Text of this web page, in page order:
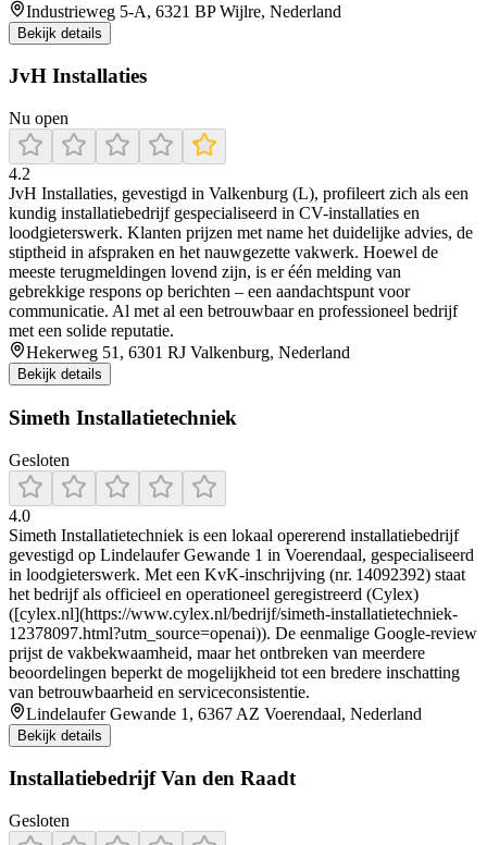
Industrieweg 5-A, 6321 BP Wijlre, Nederland
Bekijk details
JvH Installaties
Nu open
4.2
JvH Installaties, gevestigd in Valkenburg (L), profileert zich als een
kundig installatiebedrijf gespecialiseerd in CV-installaties en
loodgieterswerk. Klanten prijzen met name het duidelijke advies, de
stiptheid in afspraken en het nauwgezette vakwerk. Hoewel de
meeste terugmeldingen lovend zijn, is er één melding van
gebrekkige respons op berichten – een aandachtspunt voor
communicatie. Al met al een betrouwbaar en professioneel bedrijf
met een solide reputatie.
Hekerweg 51, 6301 RJ Valkenburg, Nederland
Bekijk details
Simeth Installatietechniek
Gesloten
4.0
Simeth Installatietechniek is een lokaal opererend installatiebedrijf
gevestigd op Lindelaufer Gewande 1 in Voerendaal, gespecialiseerd
in loodgieterswerk. Met een KvK-inschrijving (nr. 14092392) staat
het bedrijf als officieel en operationeel geregistreerd (Cylex)
([cylex.nl](https://www.cylex.nl/bedrijf/simeth-installatietechniek-
12378097.html?utm_source=openai)). De eenmalige Google-review
prijst de vakbekwaamheid, maar het ontbreken van meerdere
beoordelingen beperkt de mogelijkheid tot een bredere inschatting
van betrouwbaarheid en serviceconsistentie.
Lindelaufer Gewande 1, 6367 AZ Voerendaal, Nederland
Bekijk details
Installatiebedrijf Van den Raadt
Gesloten